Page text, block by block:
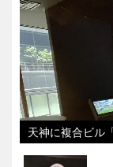
天神に複合ビル